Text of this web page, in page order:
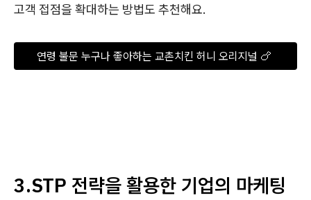
고객 접점을 확대하는 방법도 추천해요.
연령 불문 누구나 좋아하는 교촌치킨 허니 오리지널 🍗
3.STP 전략을 활용한 기업의 마케팅